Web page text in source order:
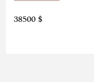
38500 $